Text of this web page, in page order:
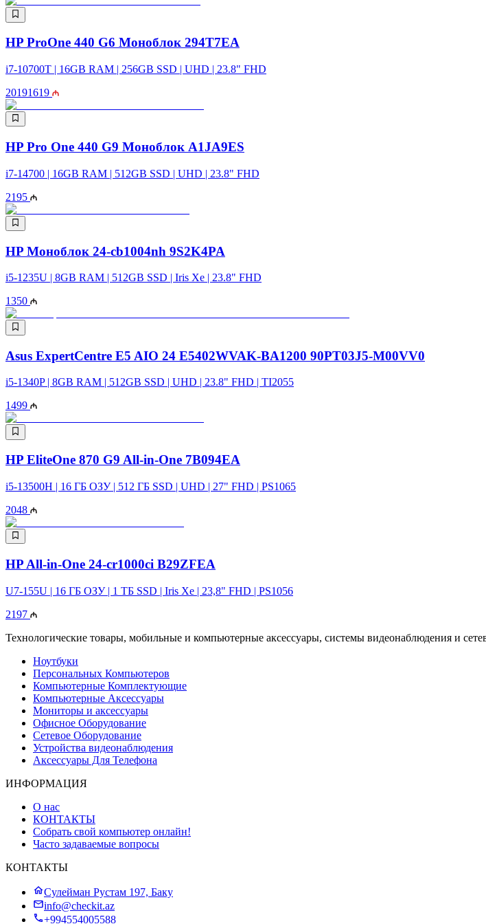
HP ProOne 440 G6 Моноблок 294T7EA
i7-10700T | 16GB RAM | 256GB SSD | UHD | 23.8" FHD
20191619
HP Pro One 440 G9 Моноблок A1JA9ES
i7-14700 | 16GB RAM | 512GB SSD | UHD | 23.8" FHD
2195
HP Моноблок 24-cb1004nh 9S2K4PA
i5-1235U | 8GB RAM | 512GB SSD | Iris Xe | 23.8" FHD
1350
Asus ExpertCentre E5 AIO 24 E5402WVAK-BA1200 90PT03J5-M00VV0
i5-1340P | 8GB RAM | 512GB SSD | UHD | 23.8" FHD | TI2055
1499
HP EliteOne 870 G9 All-in-One 7B094EA
i5-13500H | 16 ГБ ОЗУ | 512 ГБ SSD | UHD | 27" FHD | PS1065
2048
HP All-in-One 24-cr1000ci B29ZFEA
U7-155U | 16 ГБ ОЗУ | 1 ТБ SSD | Iris Xe | 23,8" FHD | PS1056
2197
Технологические товары, мобильные и компьютерные аксессуары, системы видеонаблюдения и
Ноутбуки
Персональных Компьютеров
Компьютерные Комплектующие
Компьютерные Аксессуары
Мониторы и аксессуары
Офисное Оборудование
Сетевое Оборудование
Устройства видеонаблюдения
Аксессуары Для Телефона
ИНФОРМАЦИЯ
О нас
КОНТАКТЫ
Собрать свой компьютер онлайн!
Часто задаваемые вопросы
КОНТАКТЫ
Сулейман Рустам 197, Баку
info@checkit.az
+994554005588